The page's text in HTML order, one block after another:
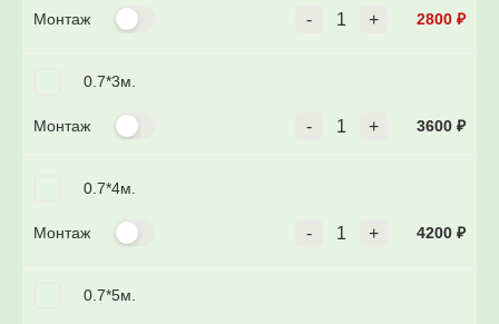
2800 ₽
Монтаж - 1 +
0.7*3м.
3600 ₽
Монтаж - 1 +
0.7*4м.
4200 ₽
Монтаж - 1 +
0.7*5м.